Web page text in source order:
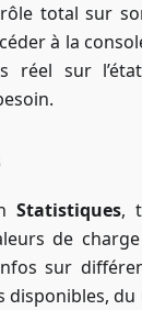
total sur
à la
réel sur
Statistiques,
de
sur
disponibles, du